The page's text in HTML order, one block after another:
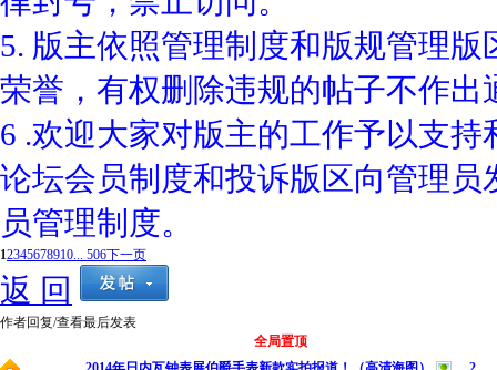
5. 版主依照管理制度和版规管理
荣誉，有权删除违规的帖子不作出
6 .欢迎大家对版主的工作予以支
论坛会员制度和投诉版区向管理
员管理制度。
12345678910... 506下一页
返 回
作者回复/查看最后发表
全局置顶